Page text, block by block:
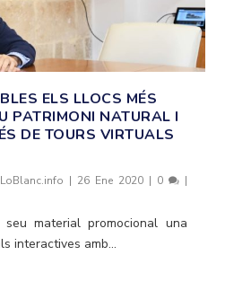
ELS LLOCS MÉS
PATRIMONI NATURAL I
DE TOURS VIRTUALS
| 26 Ene 2020| 0 |
material promocional una
interactives amb...